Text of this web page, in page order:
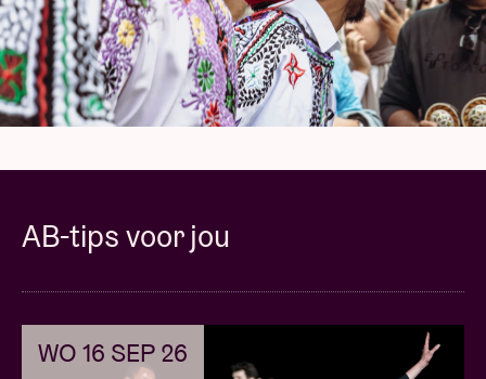
Noord-Marokko nieuw leven inblaast.
Wie zin heeft om mee te doen met de parade, kan
samen met de muziekmakers van MetX en een hele
resem partners delen in de feestvreugde. Vanaf
augustus kan je Marokkaanse gnawa- en
scholen, jeugdhuizen en andere lokale partners in
Stad Brussel en Molenbeek. Meer info daarover vind
beleven op de Anspachlaan voor AB: de Brusselse
DJ IMAMspeelt ten dans en je kan leren skaten met
AB-tips voor jou
WO 16 SEP 26